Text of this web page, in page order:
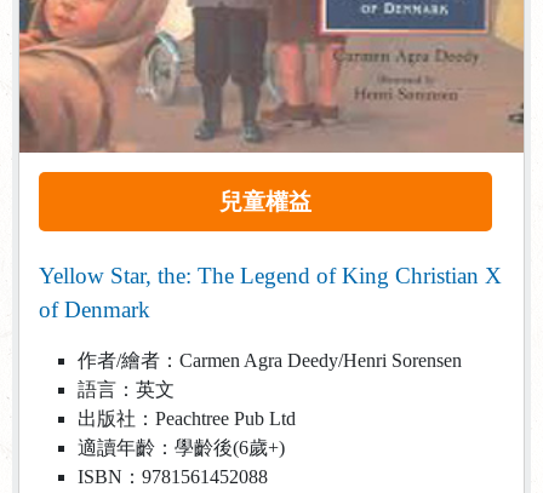
兒童權益
Yellow Star, the: The Legend of King Christian X
of Denmark
作者/繪者：Carmen Agra Deedy/Henri Sorensen
語言：英文
出版社：Peachtree Pub Ltd
適讀年齡：學齡後(6歲+)
ISBN：9781561452088